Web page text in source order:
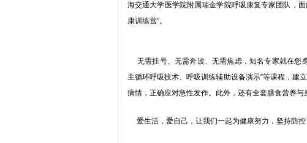
海交通大学医学院附属瑞金学院呼吸康复专家团队，
康训练营”。
无需挂号、无需奔波、无需焦虑，知名专家就在您
主循环呼吸技术、呼吸训练辅助设备演示”等课程，建
病情，正确应对急性发作。此外，还有全套膳食营养与
爱生活，爱自己，让我们一起为健康努力，坚持防控